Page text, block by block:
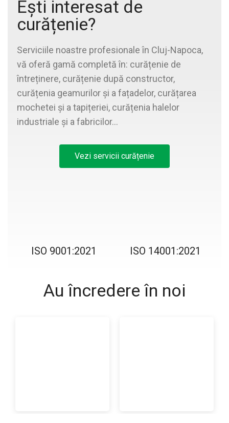
Ești interesat de
curățenie?
Serviciile noastre profesionale în Cluj-Napoca,
vă oferă gamă completă în: curățenie de
întreținere, curățenie după constructor,
curățenia geamurilor și a fațadelor, curățarea
mochetei și a tapițeriei, curățenia halelor
industriale și a fabricilor…
Vezi servicii curățenie
ISO 9001:2021 ISO 14001:2021
Au încredere în noi